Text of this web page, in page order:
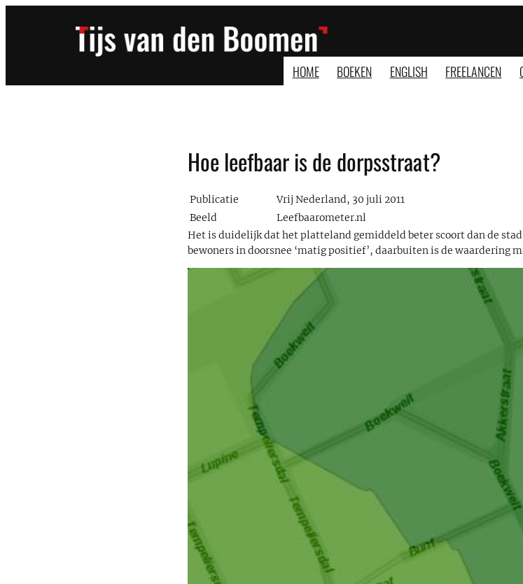
HOME BOEKEN ENGLISH FREELANCEN
Hoe leefbaar is de dorpsstraat?
Publicatie
Vrij Nederland, 30 juli 2011
Beeld
Leefbaarometer.nl
Het is duidelijk dat het platteland gemiddeld beter scoort dan de
bewoners in doorsnee ‘matig positief’, daarbuiten is de waardering